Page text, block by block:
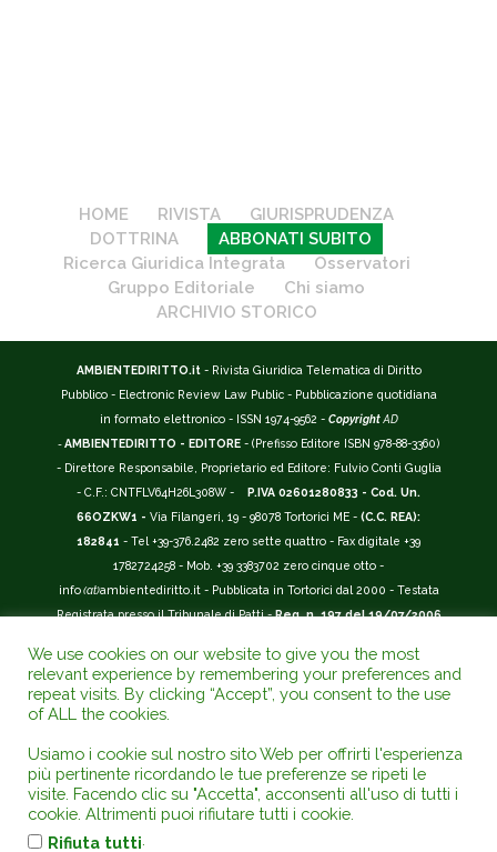
HOME RIVISTA
GIURISPRUDENZA
DOTTRINA
ABBONATI SUBITO
Ricerca Giuridica Integrata
Osservatori
Gruppo Editoriale
Chi siamo
ARCHIVIO STORICO
AMBIENTEDIRITTO.it - Rivista Giuridica Telematica di Diritto
Pubblico - Electronic Review Law Public - Pubblicazione quotidiana
in formato elettronico - ISSN 1974-9562 - Copyright AD
-AMBIENTEDIRITTO - EDITORE - (Prefisso Editore ISBN 978-88-3360)
- Direttore Responsabile, Proprietario ed Editore: Fulvio Conti Guglia
- C.F.: CNTFLV64H26L308W -
P.IVA 02601280833 - Cod. Un.
66OZKW1 - Via Filangeri, 19 - 98078 Tortorici ME - (C.C. REA):
182841 - Tel +39-376.2482 zero sette quattro - Fax digitale +39
1782724258 - Mob. +39 3383702 zero cinque otto -
info(at)ambientediritto.it - Pubblicata in Tortorici dal 2000 - Testata
Registrata presso il Tribunale di Patti -Reg. n. 197 del 19/07/2006
__________
La Rivista Giuridica AMBIENTEDIRITTO.IT ISSN 1974-9562
riconosciuta ed inserita nell'Area 12 - (
Universitario e della Ricerca (D.P.R. n.76/2010). Valutazione della Qualità della
Ricerca (
); Autovalutazione, Valutazione periodica, Accreditamento ( AVA
);
Abilitazione Scientifica Nazionale (ASN ). Repertorio del Foro Italiano Abbr.
www.ambientediritto.it. - Catalogo (
We use cookies on our website to give you the most
relevant experience by remembering your preferences and
repeat visits. By clicking “Accept”, you consent to the use
of ALL the cookies.
Usiamo i cookie sul nostro sito Web per offrirti l'esperienza
più pertinente ricordando le tue preferenze se ripeti le
visite. Facendo clic su "Accetta", acconsenti all'uso di tutti i
cookie. Altrimenti puoi rifiutare tutti i cookie.
Rifiuta tutti